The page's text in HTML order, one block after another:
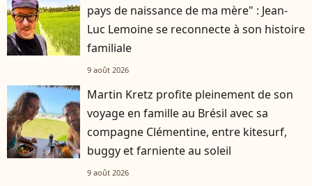
pays de naissance de ma mère" : Jean-
Luc Lemoine se reconnecte à son histoire
familiale
9 août 2026
Martin Kretz profite pleinement de son
voyage en famille au Brésil avec sa
compagne Clémentine, entre kitesurf,
buggy et farniente au soleil
9 août 2026